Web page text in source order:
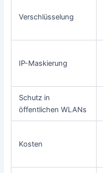
Verschlüsselung
IP-Maskierung
Schutz in
öffentlichen WLANs
Kosten